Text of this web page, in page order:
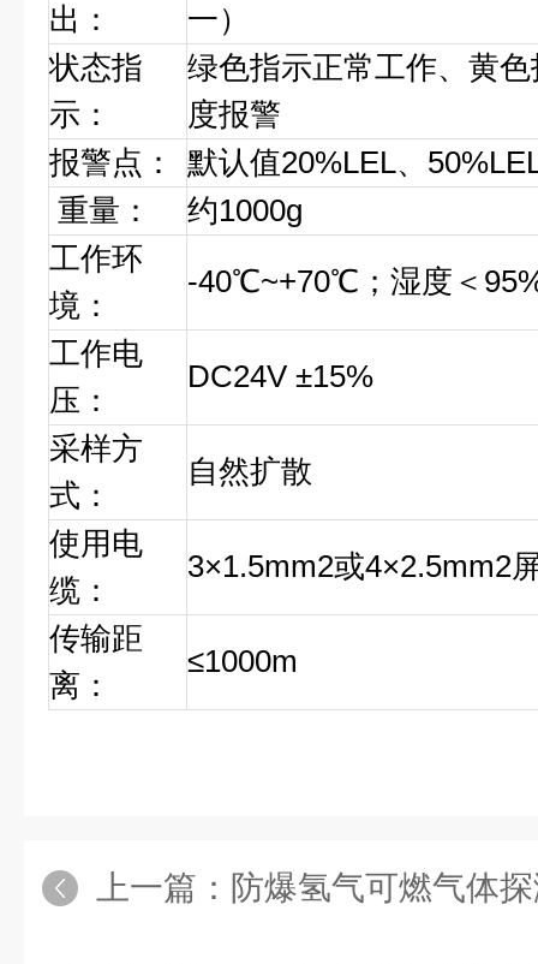
出：
一）
状态指
示：
绿色指示正常工作、黄
度报警
报警点：
默认值20%LEL、
重量：
约1000g
工作环
境：
-40℃~+70℃；湿度＜
工作电
压：
DC24V ±15%
采样方
式：
自然扩散
使用电
缆：
3×1.5mm2或4×2.5mm2
传输距
离：
≤1000m
上一篇： 防爆氢气可燃气体探测